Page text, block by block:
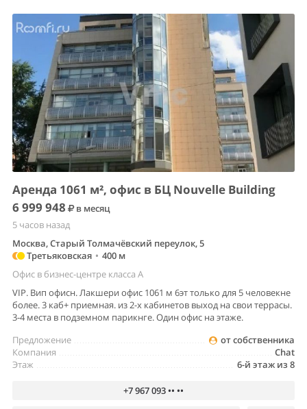
Аренда 1061 м², офис в БЦ Nouvelle Building
6 999 948
в месяц
5 часов назад
Москва, Старый Толмачёвский переулок, 5
Третьяковская • 400 м
Офис в бизнес-центре класса A
VIP. Вип офисн. Лакшери офис 1061 м 6эт только для 5 человекне
более. 3 каб+ приемная. из 2-х кабинетов выход на свои террасы.
3-4 места в подземном парикнге. Один офис на этаже.
от собственника
Предложение
Chat
Компания
6-й этаж из 8
Этаж
+7 967 093 •• ••